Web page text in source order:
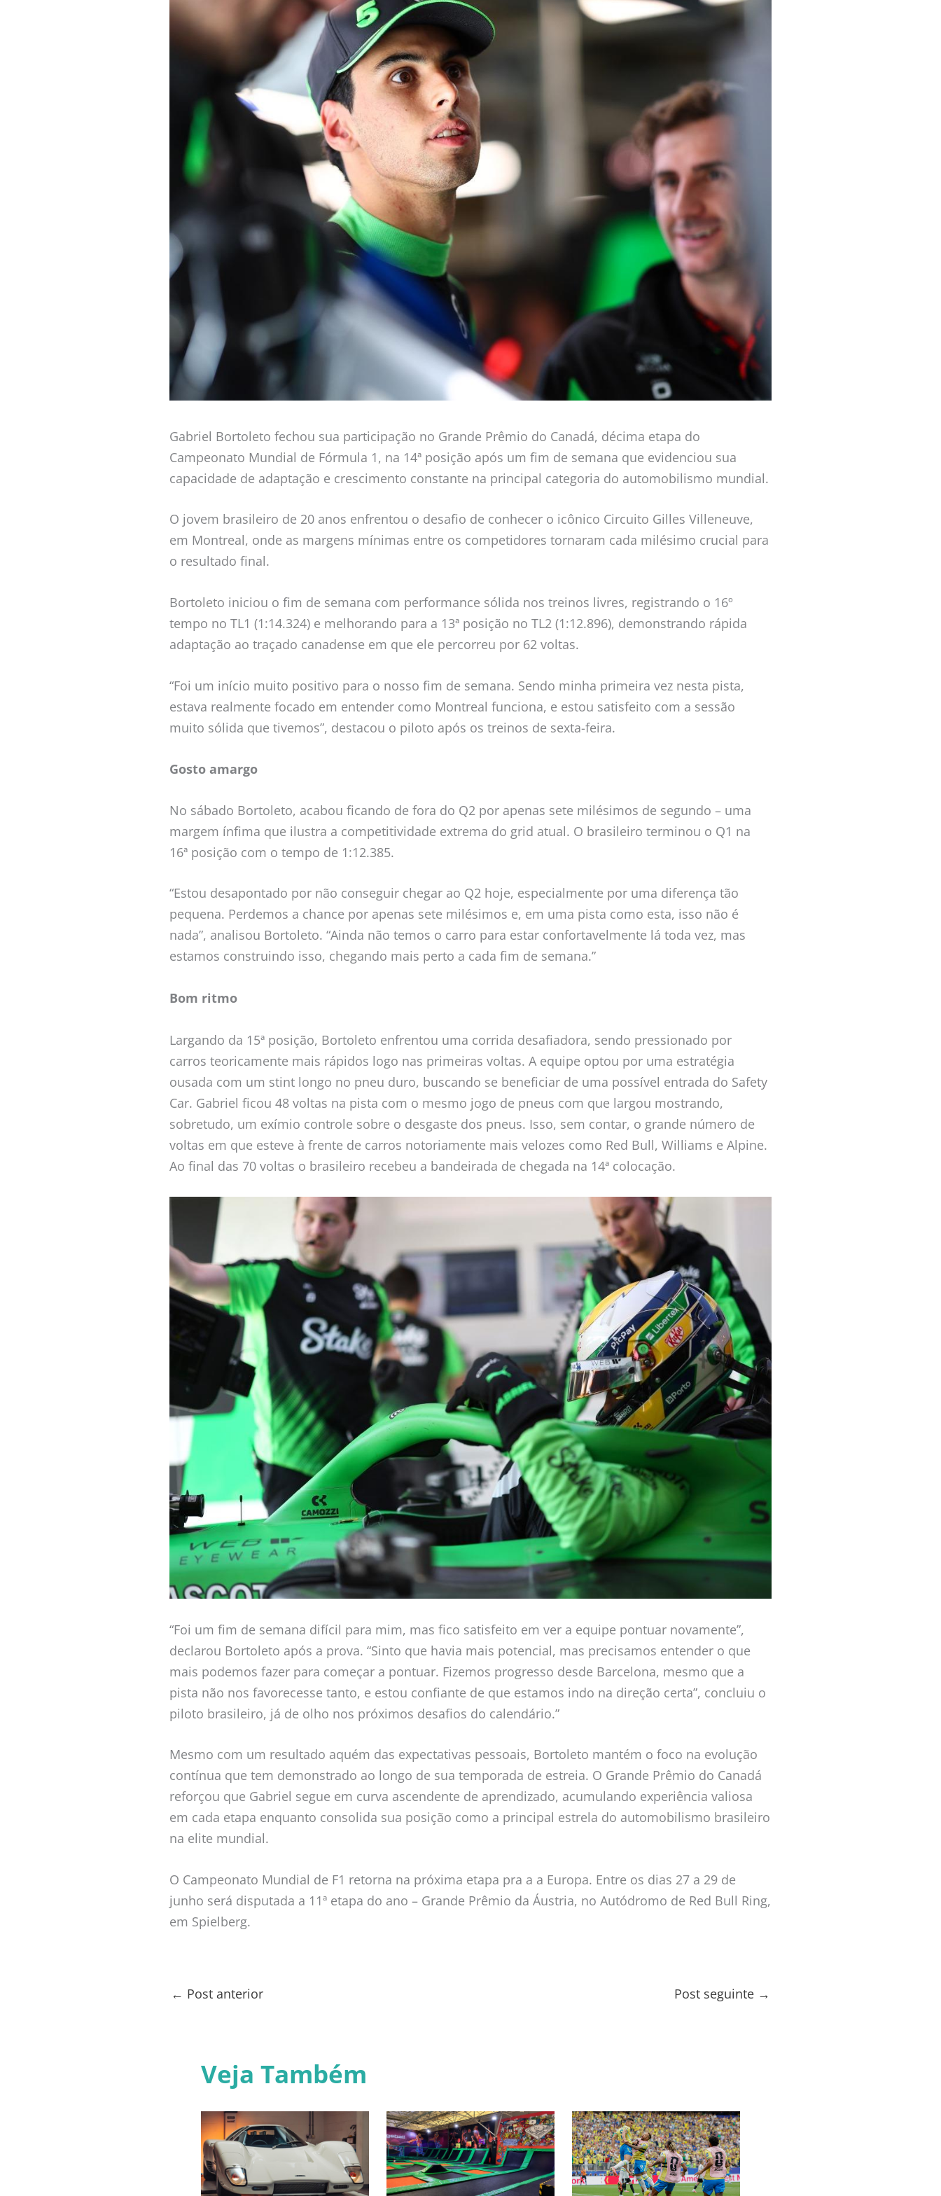
Gabriel Bortoleto fechou sua participação no Grande Prêmio do Canadá, décima etapa do
Campeonato Mundial de Fórmula 1, na 14ª posição após um fim de semana que evidenciou sua
capacidade de adaptação e crescimento constante na principal categoria do automobilismo mundial.
O jovem brasileiro de 20 anos enfrentou o desafio de conhecer o icônico Circuito Gilles Villeneuve,
em Montreal, onde as margens mínimas entre os competidores tornaram cada milésimo crucial para
o resultado final.
Bortoleto iniciou o fim de semana com performance sólida nos treinos livres, registrando o 16º
tempo no TL1 (1:14.324) e melhorando para a 13ª posição no TL2 (1:12.896), demonstrando rápida
adaptação ao traçado canadense em que ele percorreu por 62 voltas.
“Foi um início muito positivo para o nosso fim de semana. Sendo minha primeira vez nesta pista,
estava realmente focado em entender como Montreal funciona, e estou satisfeito com a sessão
muito sólida que tivemos”, destacou o piloto após os treinos de sexta-feira.
Gosto amargo
No sábado Bortoleto, acabou ficando de fora do Q2 por apenas sete milésimos de segundo – uma
margem ínfima que ilustra a competitividade extrema do grid atual. O brasileiro terminou o Q1 na
16ª posição com o tempo de 1:12.385.
“Estou desapontado por não conseguir chegar ao Q2 hoje, especialmente por uma diferença tão
pequena. Perdemos a chance por apenas sete milésimos e, em uma pista como esta, isso não é
nada”, analisou Bortoleto. “Ainda não temos o carro para estar confortavelmente lá toda vez, mas
estamos construindo isso, chegando mais perto a cada fim de semana.”
Bom ritmo
Largando da 15ª posição, Bortoleto enfrentou uma corrida desafiadora, sendo pressionado por
carros teoricamente mais rápidos logo nas primeiras voltas. A equipe optou por uma estratégia
ousada com um stint longo no pneu duro, buscando se beneficiar de uma possível entrada do Safety
Car. Gabriel ficou 48 voltas na pista com o mesmo jogo de pneus com que largou mostrando,
sobretudo, um exímio controle sobre o desgaste dos pneus. Isso, sem contar, o grande número de
voltas em que esteve à frente de carros notoriamente mais velozes como Red Bull, Williams e Alpine.
Ao final das 70 voltas o brasileiro recebeu a bandeirada de chegada na 14ª colocação.
“Foi um fim de semana difícil para mim, mas fico satisfeito em ver a equipe pontuar novamente”,
declarou Bortoleto após a prova. “Sinto que havia mais potencial, mas precisamos entender o que
mais podemos fazer para começar a pontuar. Fizemos progresso desde Barcelona, mesmo que a
pista não nos favorecesse tanto, e estou confiante de que estamos indo na direção certa”, concluiu o
piloto brasileiro, já de olho nos próximos desafios do calendário.”
Mesmo com um resultado aquém das expectativas pessoais, Bortoleto mantém o foco na evolução
contínua que tem demonstrado ao longo de sua temporada de estreia. O Grande Prêmio do Canadá
reforçou que Gabriel segue em curva ascendente de aprendizado, acumulando experiência valiosa
em cada etapa enquanto consolida sua posição como a principal estrela do automobilismo brasileiro
na elite mundial.
O Campeonato Mundial de F1 retorna na próxima etapa pra a a Europa. Entre os dias 27 a 29 de
junho será disputada a 11ª etapa do ano – Grande Prêmio da Áustria, no Autódromo de Red Bull Ring,
em Spielberg.
← Post anterior Post seguinte →
Veja Também